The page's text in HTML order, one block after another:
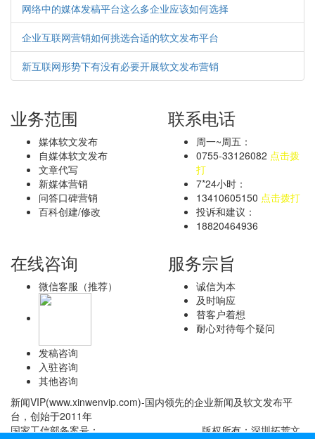
网络中的媒体发稿平台这么多企业应该如何选择
企业互联网营销如何挑选合适的软文发布平台
新互联网形势下有没有必要开展软文发布营销
业务范围
媒体软文发布
自媒体软文发布
文章代写
新媒体营销
问答口碑营销
百科创建/修改
联系电话
周一~周五：
0755-33126082 点击拨
打
7*24小时：
13410605150 点击拨打
投诉和建议：
18820464936
在线咨询
微信客服（推荐）
发稿咨询
入驻咨询
其他咨询
服务宗旨
诚信为本
及时响应
替客户着想
耐心对待每个疑问
新闻VIP(www.xinwenvip.com)-国内领先的企业新闻及软文发布平
台，创始于2011年
国家工信部备案号：粤ICP备13087618号-5版权所有：深圳拓荒文